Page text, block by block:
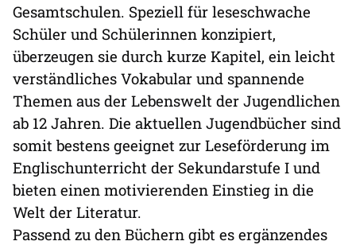
Gesamtschulen. Speziell für leseschwache
Schüler und Schülerinnen konzipiert,
überzeugen sie durch kurze Kapitel, ein leicht
verständliches Vokabular und spannende
Themen aus der Lebenswelt der Jugendlichen
ab 12 Jahren. Die aktuellen Jugendbücher sind
somit bestens geeignet zur Leseförderung im
Englischunterricht der Sekundarstufe I und
bieten einen motivierenden Einstieg in die
Welt der Literatur.
Passend zu den Büchern gibt es ergänzendes